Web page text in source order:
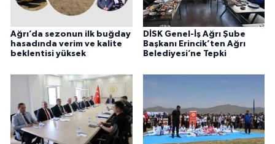
Ağrı’da sezonun ilk buğday
hasadında verim ve kalite
beklentisi yüksek
DİSK Genel-İş Ağrı Şube
Başkanı Erincik’ten Ağrı
Belediyesi’ne Tepki